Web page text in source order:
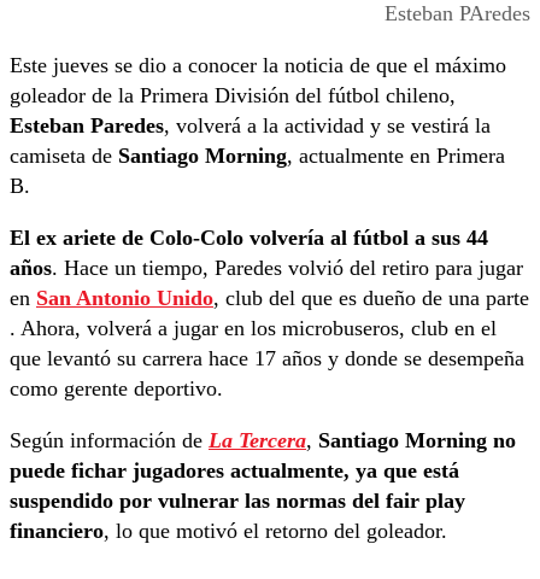
Esteban PAredes
Este jueves se dio a conocer la noticia de que el máximo
goleador de la Primera División del fútbol chileno,
Esteban Paredes, volverá a la actividad y se vestirá la
camiseta de Santiago Morning, actualmente en Primera
B.
El ex ariete de Colo-Colo volvería al fútbol a sus 44
años. Hace un tiempo, Paredes volvió del retiro para jugar
en San Antonio Unido, club del que es dueño de una parte
. Ahora, volverá a jugar en los microbuseros, club en el
que levantó su carrera hace 17 años y donde se desempeña
como gerente deportivo.
Según información de La Tercera, Santiago Morning no
puede fichar jugadores actualmente, ya que está
suspendido por vulnerar las normas del fair play
financiero, lo que motivó el retorno del goleador.